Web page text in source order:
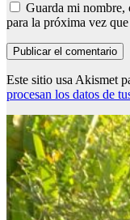
Guarda mi nombre,
para la próxima vez
Este sitio usa Akismet
procesan los datos de